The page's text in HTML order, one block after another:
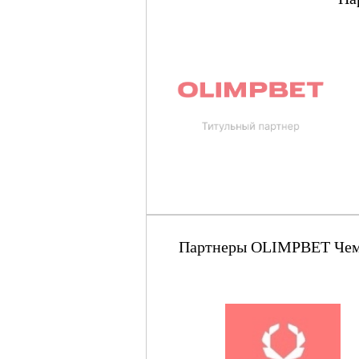
Партнеры OLIMPBET